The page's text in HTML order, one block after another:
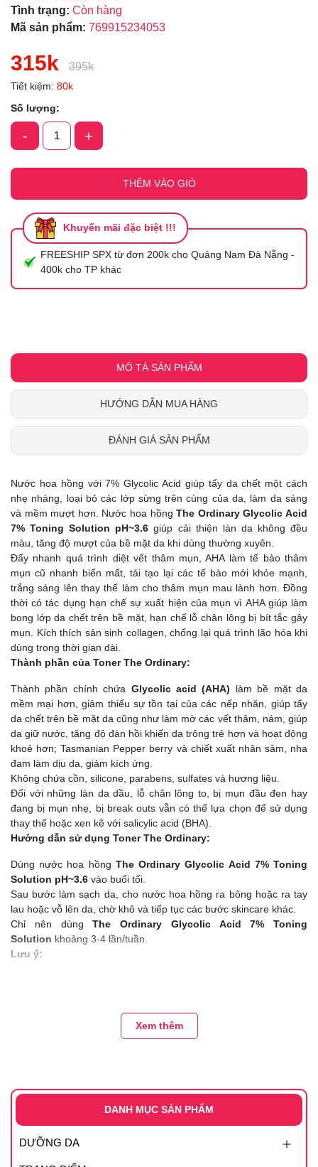
Tình trạng: Còn hàng
Mã sản phẩm: 769915234053
315k 395k
Tiết kiệm: 80k
Số lượng:
- +
THÊM VÀO GIỎ
Khuyến mãi đặc biệt !!!
FREESHIP SPX từ đơn 200k cho Quảng Nam Đà Nẵng -
400k cho TP khác
MÔ TẢ SẢN PHẨM
HƯỚNG DẪN MUA HÀNG
ĐÁNH GIÁ SẢN PHẨM
Nước hoa hồng với 7% Glycolic Acid giúp tẩy da chết một cách
nhẹ nhàng, loại bỏ các lớp sừng trên cùng của da, làm da sáng
và mềm mượt hơn. Nước hoa hồngThe Ordinary Glycolic Acid
7% Toning Solution pH~3.6 giúp cải thiện làn da không đều
màu, tăng độ mượt của bề mặt da khi dùng thường xuyên.
Đẩy nhanh quá trình diệt vết thâm mụn, AHA làm tế bào thâm
mụn cũ nhanh biến mất, tái tạo lại các tế bào mới khỏe mạnh,
trắng sáng lên thay thế làm cho thâm mụn mau lành hơn. Đồng
thời có tác dụng hạn chế sự xuất hiện của mụn vì AHA giúp làm
bong lớp da chết trên bề mặt, hạn chế lỗ chân lông bị bít tắc gây
mụn. Kích thích sản sinh collagen, chống lại quá trình lão hóa khi
dùng trong thời gian dài.
Thành phần của Toner The Ordinary:
Thành phần chính chứa Glycolic acid (AHA) làm bề mặt da
mềm mại hơn, giảm thiểu sự tồn tại của các nếp nhăn, giúp tẩy
da chết trên bề mặt da cũng như làm mờ các vết thâm, nám, giúp
da giữ nước, tăng độ đàn hồi khiến da trông trẻ hơn và hoạt động
khoẻ hơn; Tasmanian Pepper berry và chiết xuất nhân sâm, nha
đam làm dịu da, giảm kích ứng.
Không chứa cồn, silicone, parabens, sulfates và hương liệu.
Đối với những làn da dầu, lỗ chân lông to, bị mụn đầu đen hay
đang bị mụn nhẹ, bị break outs vẫn có thể lựa chọn để sử dụng
thay thế hoặc xen kẽ với salicylic acid (BHA).
Hướng dẫn sử dụng Toner The Ordinary:
Dùng nước hoa hồng The Ordinary Glycolic Acid 7% Toning
Solution pH~3.6 vào buổi tối.
Sau bước làm sạch da, cho nước hoa hồng ra bông hoặc ra tay
lau hoặc vỗ lên da, chờ khô và tiếp tục các bước skincare khác.
Chỉ nên dùngThe Ordinary Glycolic Acid 7% Toning
Solution khoảng 3-4 lần/tuần.
Lưu ý:
chết sâu nhất trong các AHA nên sẽ gây cảm giác châm chích khi
mới sử dụng. Sau vài tháng quen với sản phẩm, cảm giác châm
Xem thêm
DANH MỤC SẢN PHẨM
DƯỠNG DA